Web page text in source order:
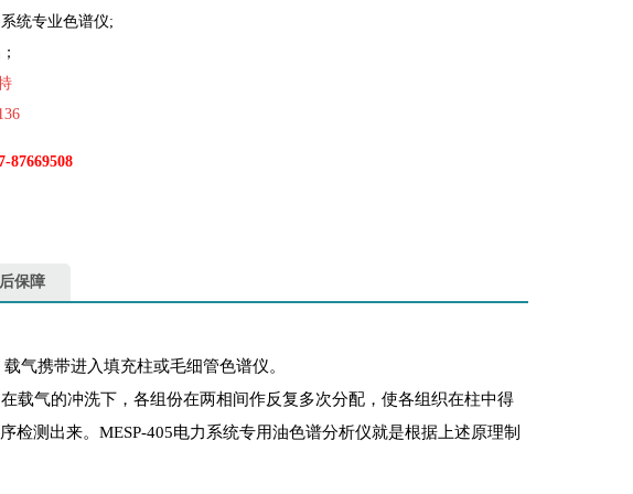
统专业色谱仪;
87669508
保障
气携带进入填充柱或毛细管色谱仪。
气的冲洗下，各组份在两相间作反复多次分配，使各组织在柱中得
测出来。MESP-405电力系统专用油色谱分析仪就是根据上述原理制